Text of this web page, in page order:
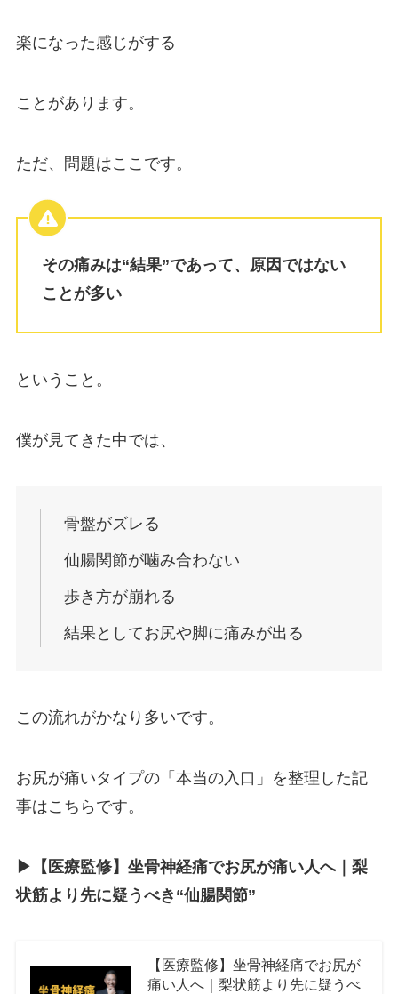
楽になった感じがする
ことがあります。
ただ、問題はここです。
その痛みは“結果”であって、原因ではない
ことが多い
ということ。
僕が見てきた中では、
骨盤がズレる
仙腸関節が噛み合わない
歩き方が崩れる
結果としてお尻や脚に痛みが出る
この流れがかなり多いです。
お尻が痛いタイプの「本当の入口」を整理した記
事はこちらです。
▶︎【医療監修】坐骨神経痛でお尻が痛い人へ｜梨
状筋より先に疑うべき“仙腸関節”
【医療監修】坐骨神経痛でお尻が
痛い人へ｜梨状筋より先に疑うべ